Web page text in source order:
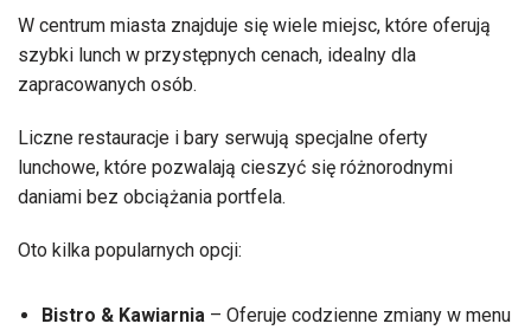
W centrum miasta znajduje się wiele miejsc, które oferują
szybki lunch w przystępnych cenach, idealny dla
zapracowanych osób.
Liczne restauracje i bary serwują specjalne oferty
lunchowe, które pozwalają cieszyć się różnorodnymi
daniami bez obciążania portfela.
Oto kilka popularnych opcji:
Bistro & Kawiarnia – Oferuje codzienne zmiany w menu